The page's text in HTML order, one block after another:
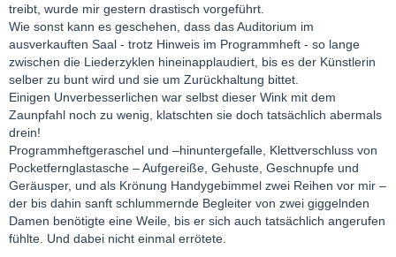
treibt, wurde mir gestern drastisch vorgeführt.
Wie sonst kann es geschehen, dass das Auditorium im
ausverkauften Saal - trotz Hinweis im Programmheft - so lange
zwischen die Liederzyklen hineinapplaudiert, bis es der Künstlerin
selber zu bunt wird und sie um Zurückhaltung bittet.
Einigen Unverbesserlichen war selbst dieser Wink mit dem
Zaunpfahl noch zu wenig, klatschten sie doch tatsächlich abermals
drein!
Programmheftgeraschel und –hinuntergefalle, Klettverschluss von
Pocketfernglastasche – Aufgereiße, Gehuste, Geschnupfe und
Geräusper, und als Krönung Handygebimmel zwei Reihen vor mir –
der bis dahin sanft schlummernde Begleiter von zwei giggelnden
Damen benötigte eine Weile, bis er sich auch tatsächlich angerufen
fühlte. Und dabei nicht einmal errötete.